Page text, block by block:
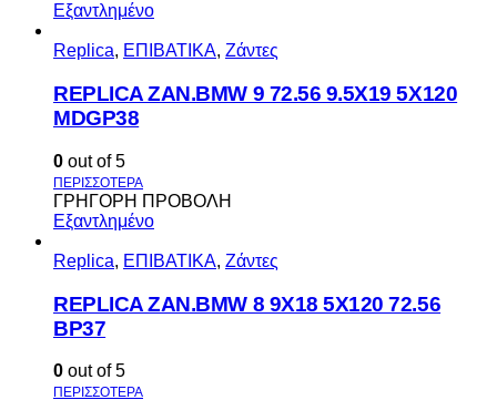
Εξαντλημένο
Replica, ΕΠΙΒΑΤΙΚΑ, Ζάντες
REPLICA ZAN.BMW 9 72.56 9.5X19 5X120
MDGP38
0 out of 5
ΓΡΗΓΟΡΗ ΠΡΟΒΟΛΗ
Εξαντλημένο
Replica, ΕΠΙΒΑΤΙΚΑ, Ζάντες
REPLICA ZAN.BMW 8 9X18 5X120 72.56
BP37
0 out of 5